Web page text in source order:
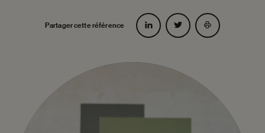
Partager cette référence